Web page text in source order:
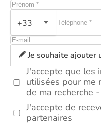
+33
Je souhaite ajouter
J'accepte que les
utilisées pour me
de ma recherche -
J'accepte de
partenaires